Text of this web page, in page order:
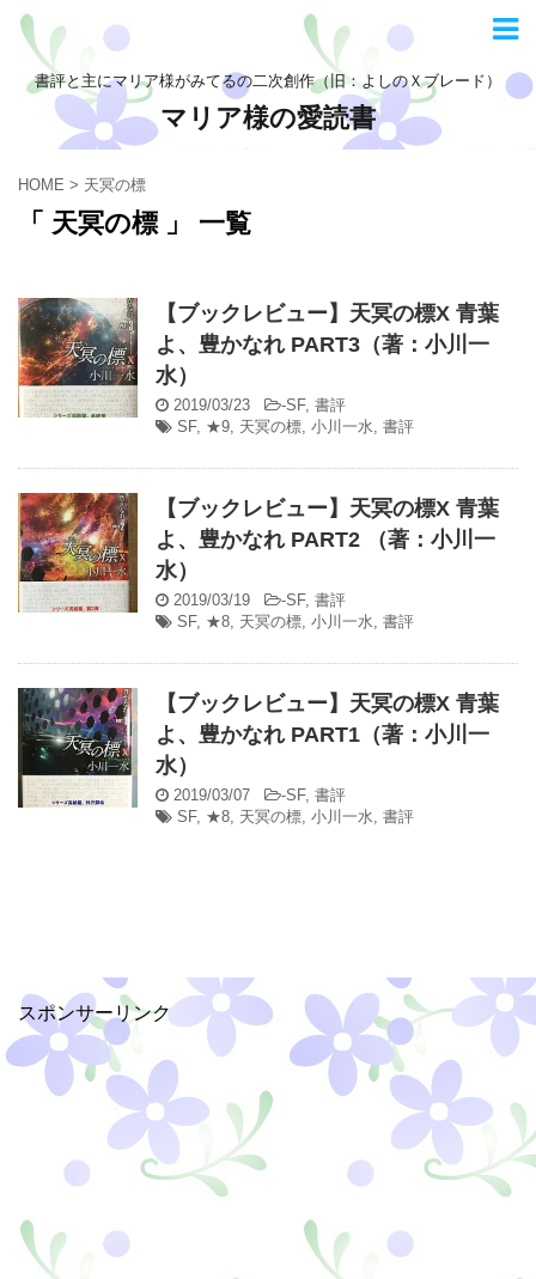
書評と主にマリア様がみてるの二次創作（旧：よしのＸブレード）
マリア様の愛読書
HOME > 天冥の標
「 天冥の標 」 一覧
【ブックレビュー】天冥の標X 青葉
よ、豊かなれ PART3（著：小川一
水）
2019/03/23 -SF, 書評
SF, ★9, 天冥の標, 小川一水, 書評
【ブックレビュー】天冥の標X 青葉
よ、豊かなれ PART2 （著：小川一
水）
2019/03/19 -SF, 書評
SF, ★8, 天冥の標, 小川一水, 書評
【ブックレビュー】天冥の標X 青葉
よ、豊かなれ PART1（著：小川一
水）
2019/03/07 -SF, 書評
SF, ★8, 天冥の標, 小川一水, 書評
スポンサーリンク